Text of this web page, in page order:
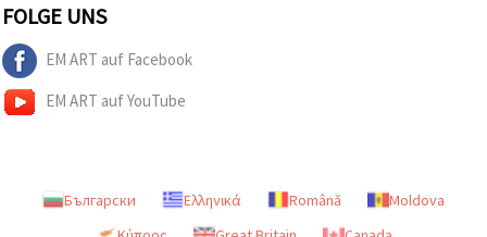
FOLGE UNS
EM ART auf Facebook
EM ART auf YouTube
Български Ελληνικά Română
Moldova